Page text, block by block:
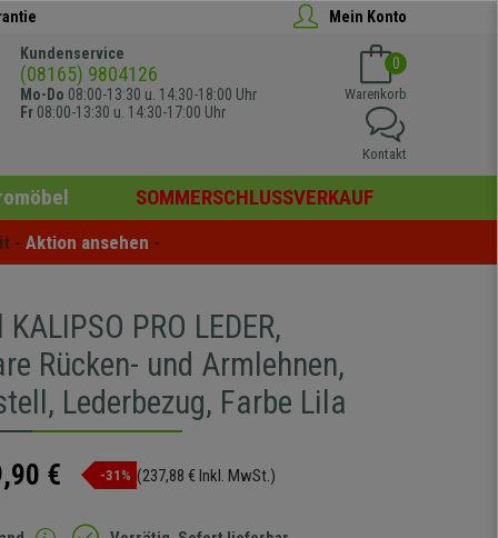
Mein Konto
Kundenservice
(08165) 9804126
Mo-Do 08:00-13:30 u. 14:30-18:00 Uhr
Fr 08:00-13:30 u. 14:30-17:00 Uhr
0
Warenkorb
Kontakt
SOMMERSCHLUSSVERKAUF
- Aktion ansehen -
PRO LEDER,
Rücken- und Armlehnen,
Lederbezug, Farbe Lila
€ -31% (237,88 € Inkl. MwSt.)